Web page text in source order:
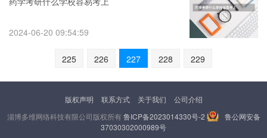
2024-06-20 09:54:59
225 226 227 228 229
版权声明 联系方式 关于我们
公司介绍
淄博多维网络科技有限公司版权所有鲁ICP备2023014330号-2
鲁公网安备
37030302000989号